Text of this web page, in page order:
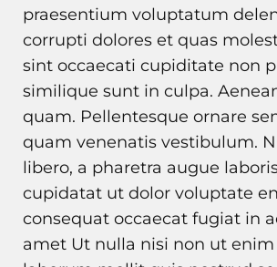
praesentium voluptatum
corrupti dolores et quas
sint occaecati cupiditate non
similique sunt in culpa.
quam. Pellentesque ornare
quam venenatis vestibulum.
libero, a pharetra augue
cupidatat ut dolor voluptate
consequat occaecat fugiat in
amet Ut nulla nisi non ut enim